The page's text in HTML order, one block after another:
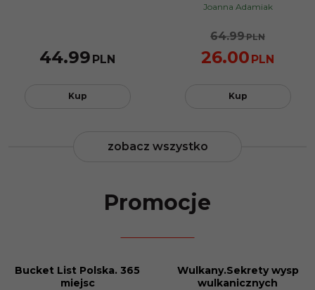
44.99 PLN
Kup
Joanna Adamiak
64.99PLN
26.00 PLN
Kup
zobacz wszystko
Promocje
Bucket List Polska. 365
miejsc
PROMOCJA
Wulkany.Sekrety wysp
wulkanicznych